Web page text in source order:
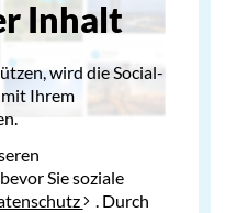
Inhalt
wird die Social-
Ihrem
Sie soziale
. Durch